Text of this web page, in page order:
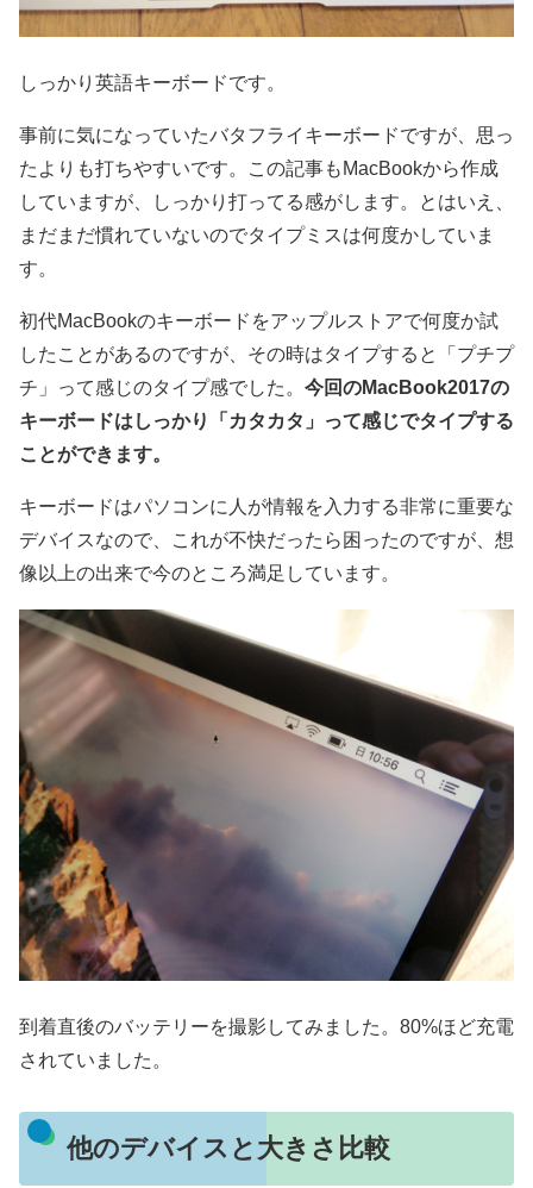
しっかり英語キーボードです。
事前に気になっていたバタフライキーボードですが、思っ
たよりも打ちやすいです。この記事もMacBookから作成
していますが、しっかり打ってる感がします。とはいえ、
まだまだ慣れていないのでタイプミスは何度かしていま
す。
初代MacBookのキーボードをアップルストアで何度か試
したことがあるのですが、その時はタイプすると「プチプ
チ」って感じのタイプ感でした。 今回のMacBook2017の
キーボードはしっかり「カタカタ」って感じでタイプする
ことができます。
キーボードはパソコンに人が情報を入力する非常に重要な
デバイスなので、これが不快だったら困ったのですが、想
像以上の出来で今のところ満足しています。
到着直後のバッテリーを撮影してみました。80%ほど充電
されていました。
他のデバイスと大きさ比較